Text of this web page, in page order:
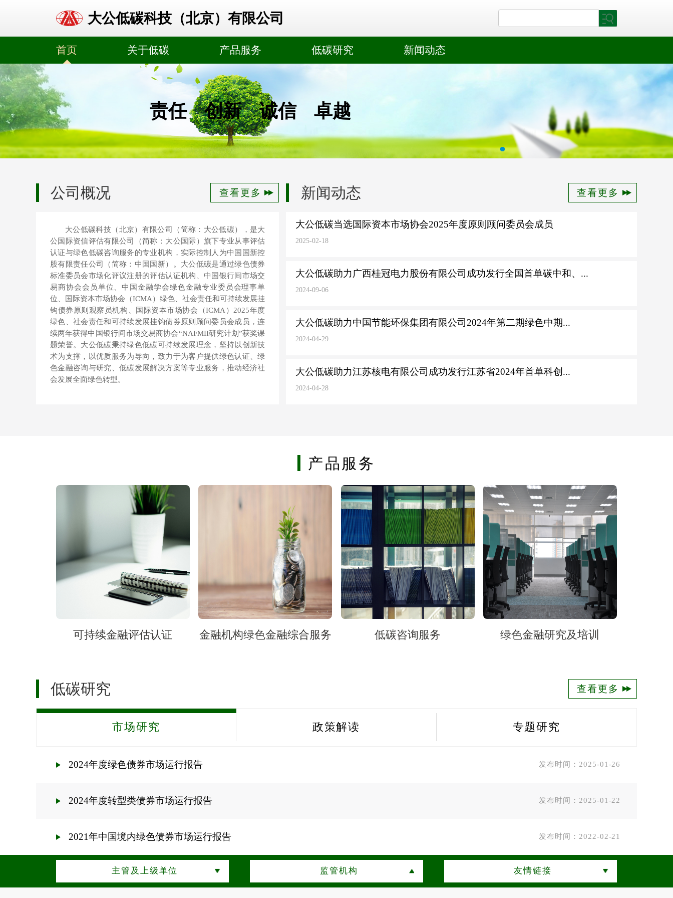
大公低碳科技（北京）有限公司
首页 关于低碳 产品服务 低碳研究 新闻动态
责任 创新 诚信 卓越
公司概况 查看更多
大公低碳科技（北京）有限公司（简称：大公低碳），是大
公国际资信评估有限公司（简称：大公国际）旗下专业从事评估
认证与绿色低碳咨询服务的专业机构，实际控制人为中国国新控
股有限责任公司（简称：中国国新）。大公低碳是通过绿色债券
标准委员会市场化评议注册的评估认证机构、中国银行间市场交
易商协会会员单位、中国金融学会绿色金融专业委员会理事单
位、国际资本市场协会（ICMA）绿色、社会责任和可持续发展挂
钩债券原则观察员机构、国际资本市场协会（ICMA）2025年度
绿色、社会责任和可持续发展挂钩债券原则顾问委员会成员，连
续两年获得中国银行间市场交易商协会“NAFMII研究计划”获奖课
题荣誉。大公低碳秉持绿色低碳可持续发展理念，坚持以创新技
术为支撑，以优质服务为导向，致力于为客户提供绿色认证、绿
色金融咨询与研究、低碳发展解决方案等专业服务，推动经济社
会发展全面绿色转型。
新闻动态 查看更多
大公低碳当选国际资本市场协会2025年度原则顾问委员会成员
2025-02-18
大公低碳助力广西桂冠电力股份有限公司成功发行全国首单碳中和、...
2024-09-06
大公低碳助力中国节能环保集团有限公司2024年第二期绿色中期...
2024-04-29
大公低碳助力江苏核电有限公司成功发行江苏省2024年首单科创...
2024-04-28
产品服务
可持续金融评估认证 金融机构绿色金融综合服务 低碳咨询服务 绿色金融研究及培训
低碳研究 查看更多
市场研究 政策解读 专题研究
2024年度绿色债券市场运行报告 发布时间：2025-01-26
2024年度转型类债券市场运行报告 发布时间：2025-01-22
2021年中国境内绿色债券市场运行报告 发布时间：2022-02-21
主管及上级单位 监管机构 友情链接